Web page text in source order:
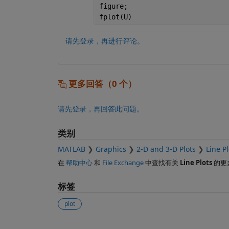
figure;
fplot(U)
请先登录，再进行评论。
更多回答（0 个）
请先登录，再回答此问题。
类别
MATLAB Graphics 2-D and 3-D Plots Line
在 帮助中心和 File Exchange中查找有关 Line Plots的更
标签
plot